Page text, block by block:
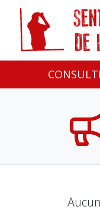
Panneau de gestion